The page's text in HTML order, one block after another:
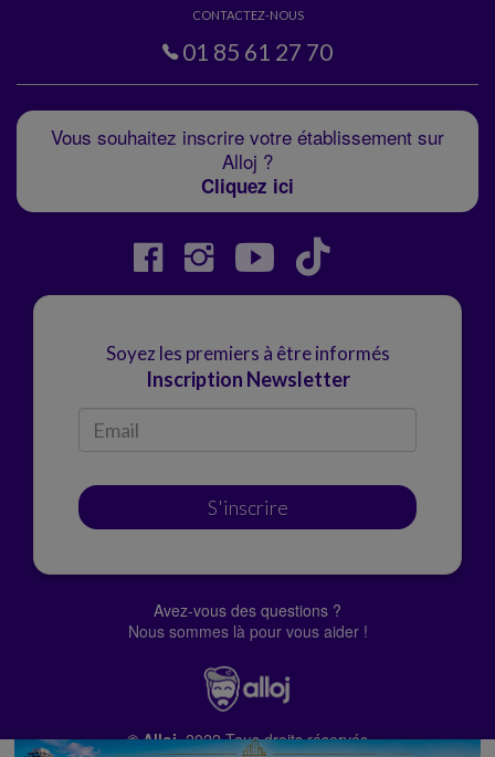
CONTACTEZ-NOUS
01 85 61 27 70
Vous souhaitez inscrire votre établissement sur
Alloj ?
Cliquez ici
Soyez les premiers à être informés
Inscription Newsletter
S'inscrire
Avez-vous des questions ?
Nous sommes là pour vous aider !
© Alloj.2022 Tous droits réservés